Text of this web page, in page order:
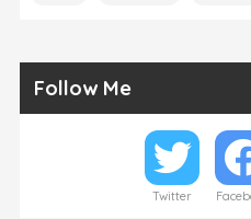
Follow Me
Twitter